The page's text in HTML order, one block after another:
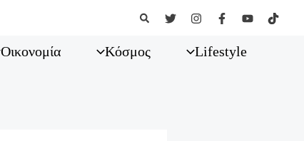
Αναζήτηση
Οικονομία Κόσμος
Lifestyle